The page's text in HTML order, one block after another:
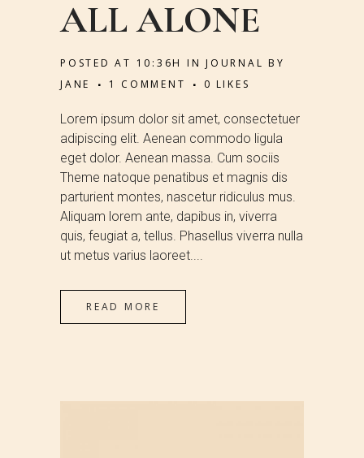
ALL ALONE
POSTED AT 10:36H INJOURNAL BY
JANE
1 COMMENT 0 LIKES
Lorem ipsum dolor sit amet, consectetuer
adipiscing elit. Aenean commodo ligula
eget dolor. Aenean massa. Cum sociis
Theme natoque penatibus et magnis dis
parturient montes, nascetur ridiculus mus.
Aliquam lorem ante, dapibus in, viverra
quis, feugiat a, tellus. Phasellus viverra nulla
ut metus varius laoreet....
READ MORE